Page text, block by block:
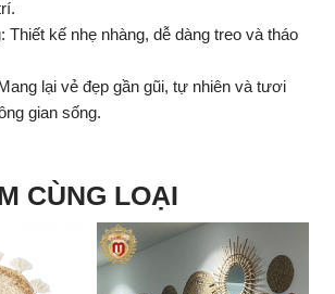
Thiết kế nhẹ nhàng, dễ dàng treo và tháo
lại vẻ đẹp gần gũi, tự nhiên và tươi
gian sống.
CÙNG LOẠI